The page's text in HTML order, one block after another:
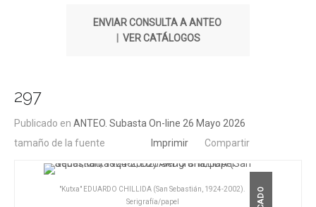
ENVIAR CONSULTA A ANTEO
VER CATÁLOGOS
297
Publicado en ANTEO. Subasta On-line 26 Mayo 2026
tamaño de la fuente
Imprimir Compartir
"Kutxa" EDUARDO CHILLIDA (San Sebastián, 1924-2002).
Serigrafía/papel